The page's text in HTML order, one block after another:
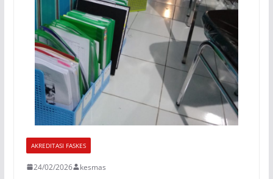
AKREDITASI FASKES
24/02/2026 kesmas